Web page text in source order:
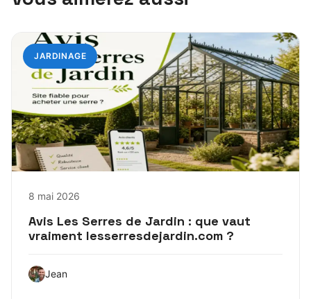
JARDINAGE
8 mai 2026
Avis Les Serres de Jardin : que vaut
vraiment lesserresdejardin.com ?
Jean